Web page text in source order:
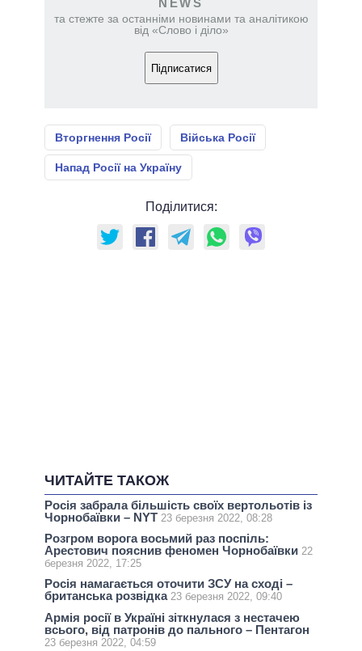
NEWS
та стежте за останніми новинами та аналітикою
від «Слово і діло»
Підписатися
Вторгнення Росії Війська Росії
Напад Росії на Україну
Поділитися:
ЧИТАЙТЕ ТАКОЖ
Росія забрала більшість своїх вертольотів із
Чорнобаївки – NYT 23 березня 2022, 08:28
Розгром ворога восьмий раз поспіль:
Арестович пояснив феномен Чорнобаївки 22
березня 2022, 17:25
Росія намагається оточити ЗСУ на сході –
британська розвідка 23 березня 2022, 09:40
Армія росії в Україні зіткнулася з нестачею
всього, від патронів до пального – Пентагон
23 березня 2022, 04:59